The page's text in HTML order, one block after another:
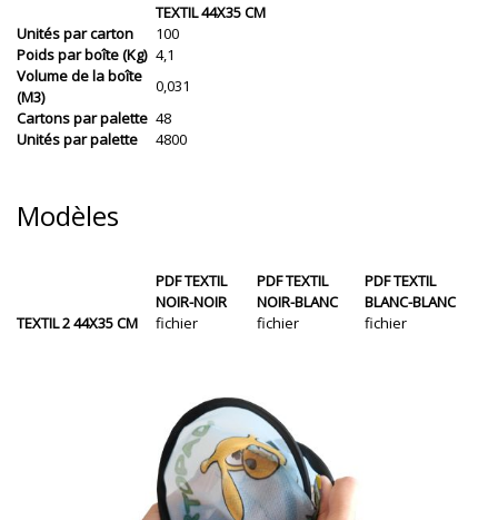
TEXTIL 44X35 CM
Unités par carton
100
Poids par boîte (Kg) 4,1
Volume de la boîte
(M3)
0,031
Cartons par palette 48
Unités par palette
4800
Modèles
PDF TEXTIL
NOIR-NOIR
PDF TEXTIL
NOIR-BLANC
PDF TEXTIL
BLANC-BLANC
TEXTIL 2 44X35 CM
fichier fichier fichier